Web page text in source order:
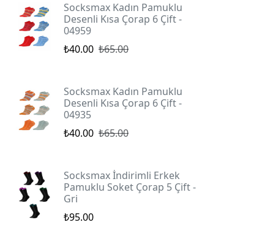
Socksmax Kadın Pamuklu
Desenli Kısa Çorap 6 Çift -
04959
₺40.00 ₺65.00
Socksmax Kadın Pamuklu
Desenli Kısa Çorap 6 Çift -
04935
₺40.00 ₺65.00
Socksmax İndirimli Erkek
Pamuklu Soket Çorap 5 Çift -
Gri
₺95.00